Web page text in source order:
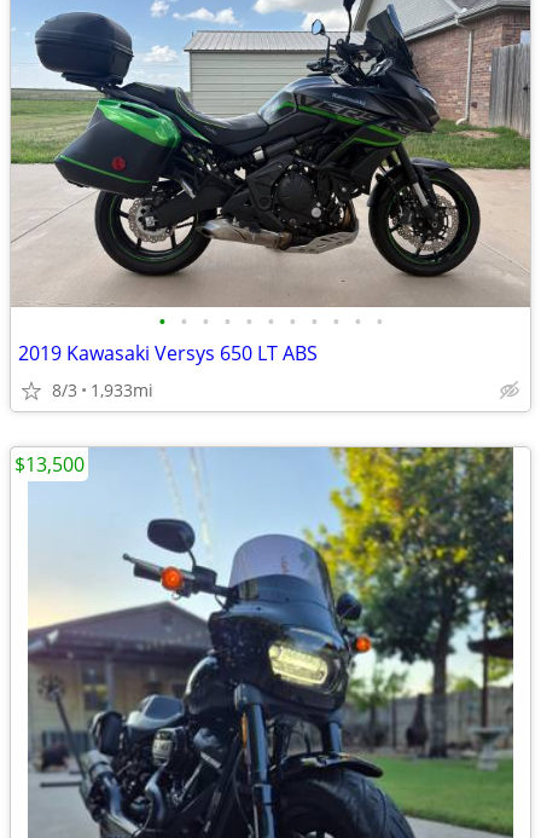
• • • • • • • • • • •
2019 Kawasaki Versys 650 LT ABS
8/3 1,933mi
$13,500